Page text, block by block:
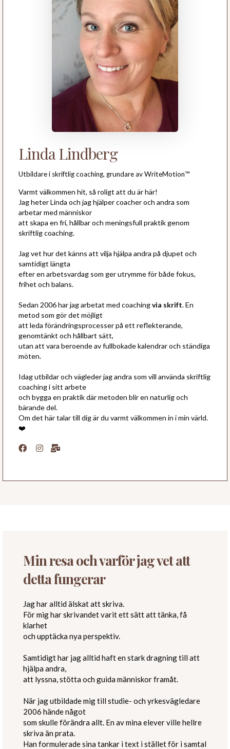
Linda Lindberg
Utbildare i skriftlig coaching, grundare av WriteMotion™
Varmt välkommen hit, så roligt att du är här!
Jag heter Linda och jag hjälper coacher och andra som
arbetar med människor
att skapa en fri, hållbar och meningsfull praktik genom
skriftlig coaching.
Jag vet hur det känns att vilja hjälpa andra på djupet och
samtidigt längta
efter en arbetsvardag som ger utrymme för både fokus,
frihet och balans.
Sedan 2006 har jag arbetat med coachingvia skrift. En
metod som gör det möjligt
att leda förändringsprocesser på ett reflekterande,
genomtänkt och hållbart sätt,
utan att vara beroende av fullbokade kalendrar och ständiga
möten.
Idag utbildar och vägleder jag andra som vill använda skriftlig
coaching i sitt arbete
och bygga en praktik där metoden blir en naturlig och
bärande del.
Om det här talar till dig är du varmt välkommen in i min värld.
❤️
Min resa och varför jag vet att
detta fungerar
Jag har alltid älskat att skriva.
För mig har skrivandet varit ett sätt att tänka, få
klarhet
och upptäcka nya perspektiv.
Samtidigt har jag alltid haft en stark dragning till att
hjälpa andra,
att lyssna, stötta och guida människor framåt.
När jag utbildade mig till studie- och yrkesvägledare
2006 hände något
som skulle förändra allt. En av mina elever ville hellre
skriva än prata.
Han formulerade sina tankar i text i stället för i samtal